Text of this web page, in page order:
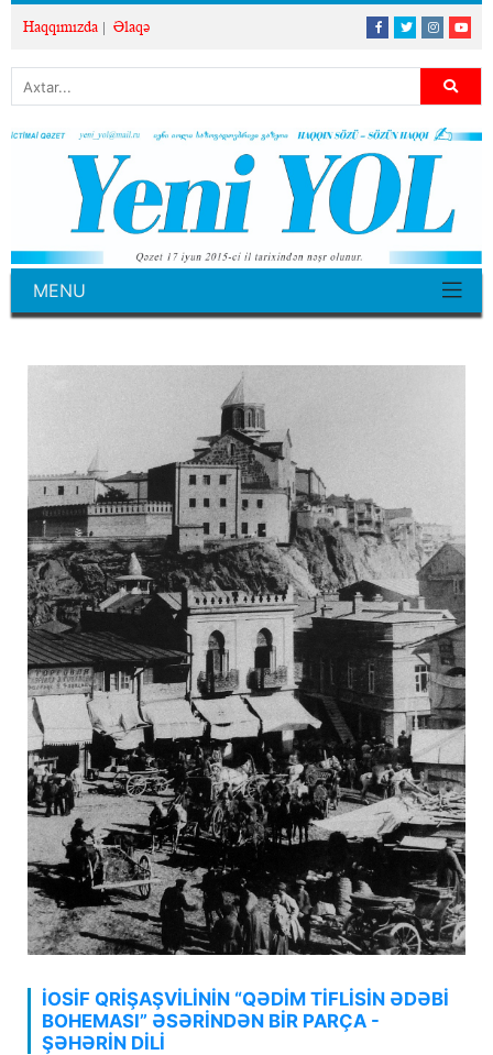
Haqqımızda Əlaqə
MENU
İOSİF QRİŞAŞVİLİNİN “QƏDİM TİFLİSİN ƏDƏBİ
BOHEMASI” ƏSƏRİNDƏN BİR PARÇA -
ŞƏHƏRİN DİLİ